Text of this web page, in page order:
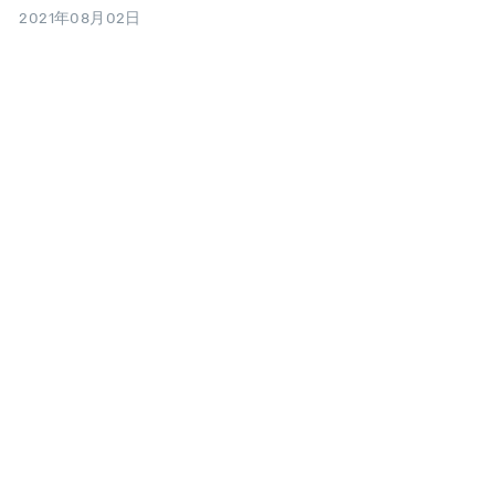
2021年08月02日